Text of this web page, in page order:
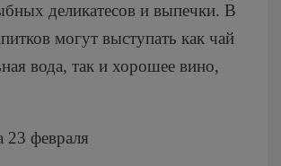
деликатесов и выпечки. В
могут выступать как чай
вода, так и хорошее вино,